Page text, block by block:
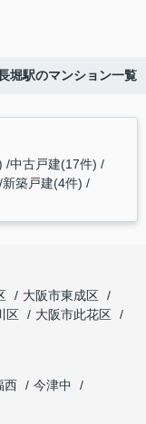
堀駅のマンション一覧
中古戸建(17件)
新築戸建(4件)
大阪市東成区
区
大阪市此花区
西
今津中